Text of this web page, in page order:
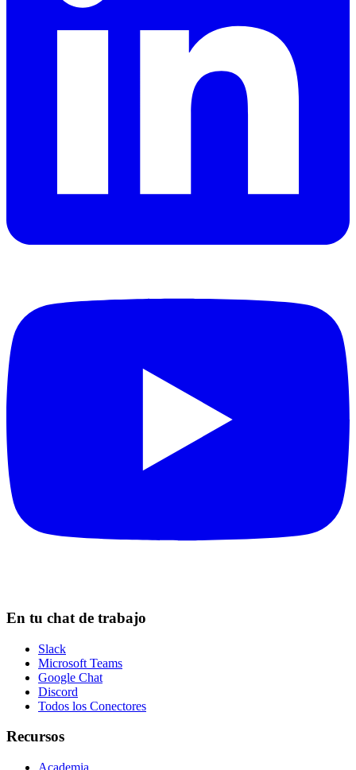
En tu chat de trabajo
Slack
Microsoft Teams
Google Chat
Discord
Todos los Conectores
Recursos
Academia